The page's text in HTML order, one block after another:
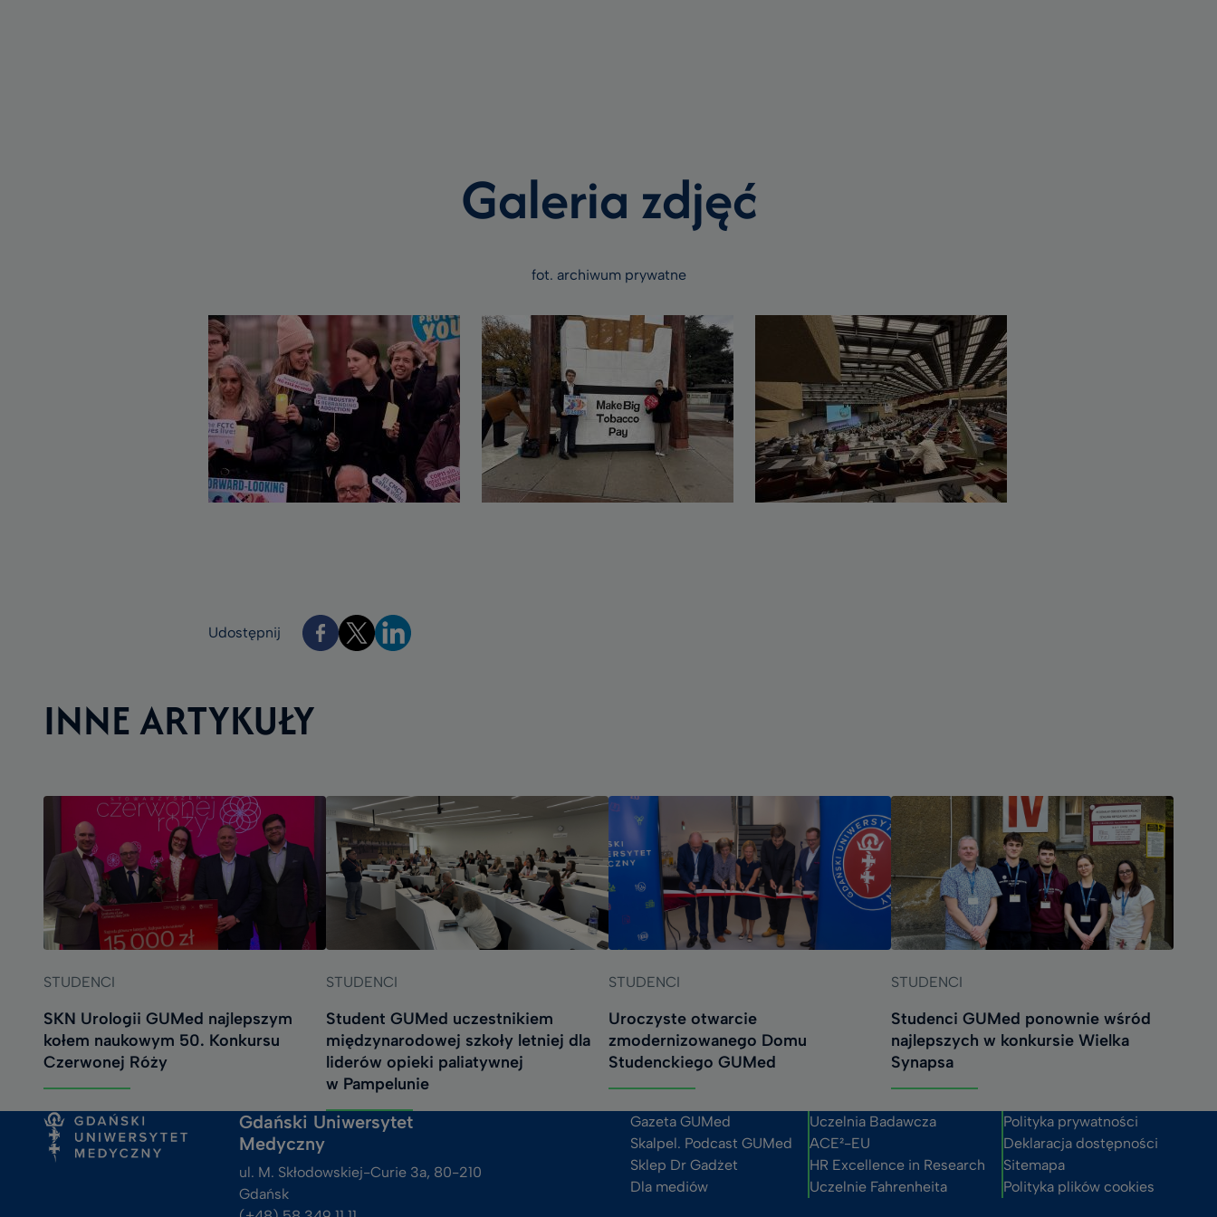
Galeria zdjęć
fot. archiwum prywatne
Udostępnij
INNE ARTYKUŁY
STUDENCI
SKN Urologii GUMed najlepszym
kołem naukowym 50. Konkursu
Czerwonej Róży
STUDENCI
Student GUMed uczestnikiem
międzynarodowej szkoły letniej dla
liderów opieki paliatywnej
w Pampelunie
STUDENCI
Uroczyste otwarcie
zmodernizowanego Domu
Studenckiego GUMed
STUDENCI
Studenci GUMed ponownie wśród
najlepszych w konkursie Wielka
Synapsa
Gdański Uniwersytet
Medyczny
ul. M. Skłodowskiej-Curie 3a, 80-210
Gdańsk
Gazeta GUMed
Skalpel. Podcast GUMed
Sklep Dr Gadżet
Dla mediów
Uczelnia Badawcza
ACE²-EU
HR Excellence in Research
Uczelnie Fahrenheita
Polityka prywatności
Deklaracja dostępności
Sitemapa
Polityka plików cookies